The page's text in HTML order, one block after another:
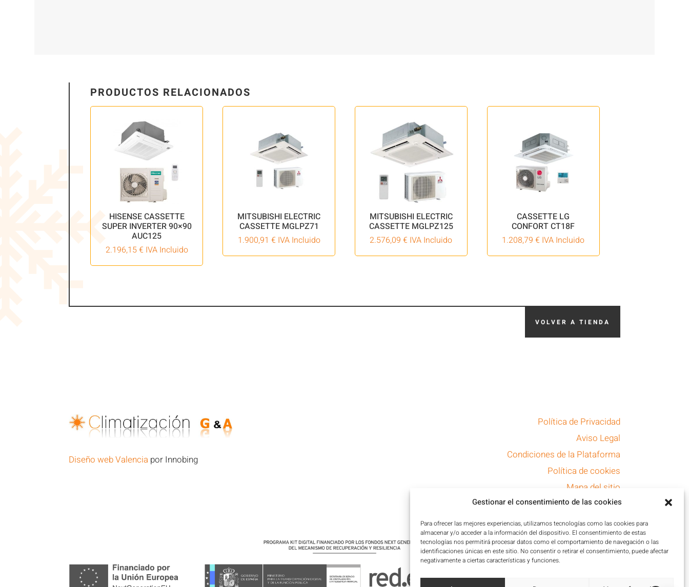
Gestionar el consentimiento de las cookies
Para ofrecer las mejores experiencias, utilizamos tecnologías como las cookies para
almacenar y/o acceder a la información del dispositivo. El consentimiento de estas
tecnologías nos permitirá procesar datos como el comportamiento de navegación o las
identificaciones únicas en este sitio. No consentir o retirar el consentimiento, puede afectar
negativamente a ciertas características y funciones.
PRODUCTOS RELACIONADOS
HISENSE CASSETTE
SUPER INVERTER 90×90
AUC125
2.196,15€ IVA Incluido
MITSUBISHI ELECTRIC
CASSETTE MGLPZ71
1.900,91 € IVA Incluido
MITSUBISHI ELECTRIC
CASSETTE MGLPZ125
2.576,09€ IVA Incluido
CASSETTE LG
CONFORT CT18F
1.208,79€ IVA Incluido
VOLVER A TIENDA
Diseño web Valencia por Innobing
Política de Privacidad
Aviso Legal
Condiciones de la Plataforma
Política de cookies
Mapa del sitio
Accesibilidad